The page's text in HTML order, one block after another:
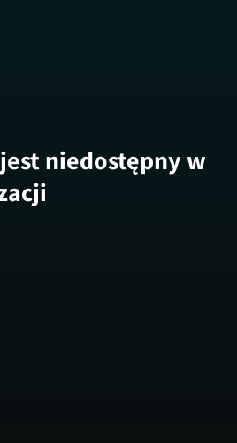
niedostępny w